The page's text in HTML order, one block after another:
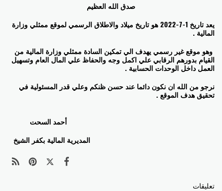
صدق الله العظيم
يعد تاريخ 1-7-2022 هو تاريخ ميلاد والاطلاق الرسمي لموقع ممثلي وزارة
المالية .
وهو موقع غير رسمي يهدف الي تمكين السادة ممثلي وزارة المالية من
القيام بدورهم الرقابي علي اكمل وجه والحفاظ علي المال العام وتسهيل
العمل داخل الوحدات الحسابية .
نرجو من الله ان نكون دائما عند حسن ظنكم وعلي قدر المسئولية في
تحقيق هدف الموقع .
أحمد السحت
المديرية المالية بكفر الشيخ
تعليقات